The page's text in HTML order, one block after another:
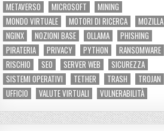
METAVERSO
MICROSOFT
MINING
MONDO VIRTUALE
MOTORI DI RICERCA
MOZILLA
NGINX
NOZIONI BASE OLLAMA
PHISHING
PIRATERIA
PRIVACY PYTHON
RANSOMWARE
RISCHIO
SEO SERVER WEB
SICUREZZA
SISTEMI OPERATIVI
TETHER TRASH
TROJAN
UFFICIO
VALUTE VIRTUALI VULNERABILITÀ